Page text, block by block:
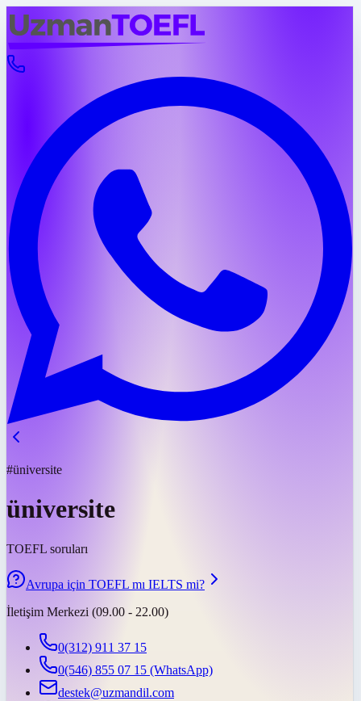
#üniversite
üniversite
TOEFL soruları
Avrupa için TOEFL mı IELTS mi?
İletişim Merkezi (09.00 - 22.00)
0(312) 911 37 15
0(546) 855 07 15 (WhatsApp)
destek@uzmandil.com